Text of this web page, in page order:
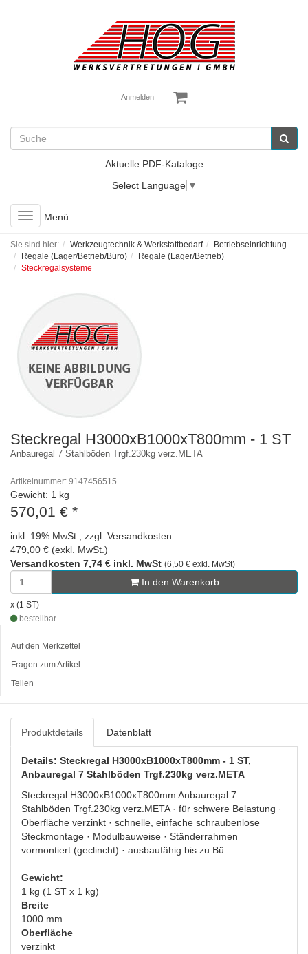
Anmelden
Aktuelle PDF-Kataloge
Select Language ▼
Toggle
navigation
Menü
Sie sind hier: Werkzeugtechnik & Werkstattbedarf
Betriebseinrichtung
Regale (Lager/Betrieb/Büro)
Regale (Lager/Betrieb)
Steckregalsysteme
Steckregal H3000xB1000xT800mm - 1 ST
Anbauregal 7 Stahlböden Trgf.230kg verz.META
Artikelnummer: 9147456515
Gewicht: 1 kg
570,01 € *
inkl. 19% MwSt., zzgl. Versandkosten
479,00 € (exkl. MwSt.)
Versandkosten 7,74 € inkl. MwSt (6,50 € exkl. MwSt)
In den Warenkorb
x (1 ST)
bestellbar
Auf den Merkzettel
Fragen zum Artikel
Teilen
Produktdetails Datenblatt
Details: Steckregal H3000xB1000xT800mm - 1 ST,
Anbauregal 7 Stahlböden Trgf.230kg verz.META
Steckregal H3000xB1000xT800mm Anbauregal 7
Stahlböden Trgf.230kg verz.META · für schwere Belastung ·
Oberfläche verzinkt · schnelle, einfache schraubenlose
Steckmontage · Modulbauweise · Ständerrahmen
vormontiert (geclincht) · ausbaufähig bis zu Bü
Gewicht:
1 kg (1 ST x 1 kg)
Breite
1000 mm
Oberfläche
verzinkt